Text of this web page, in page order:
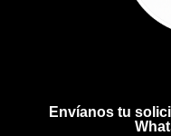
Envíanos tu